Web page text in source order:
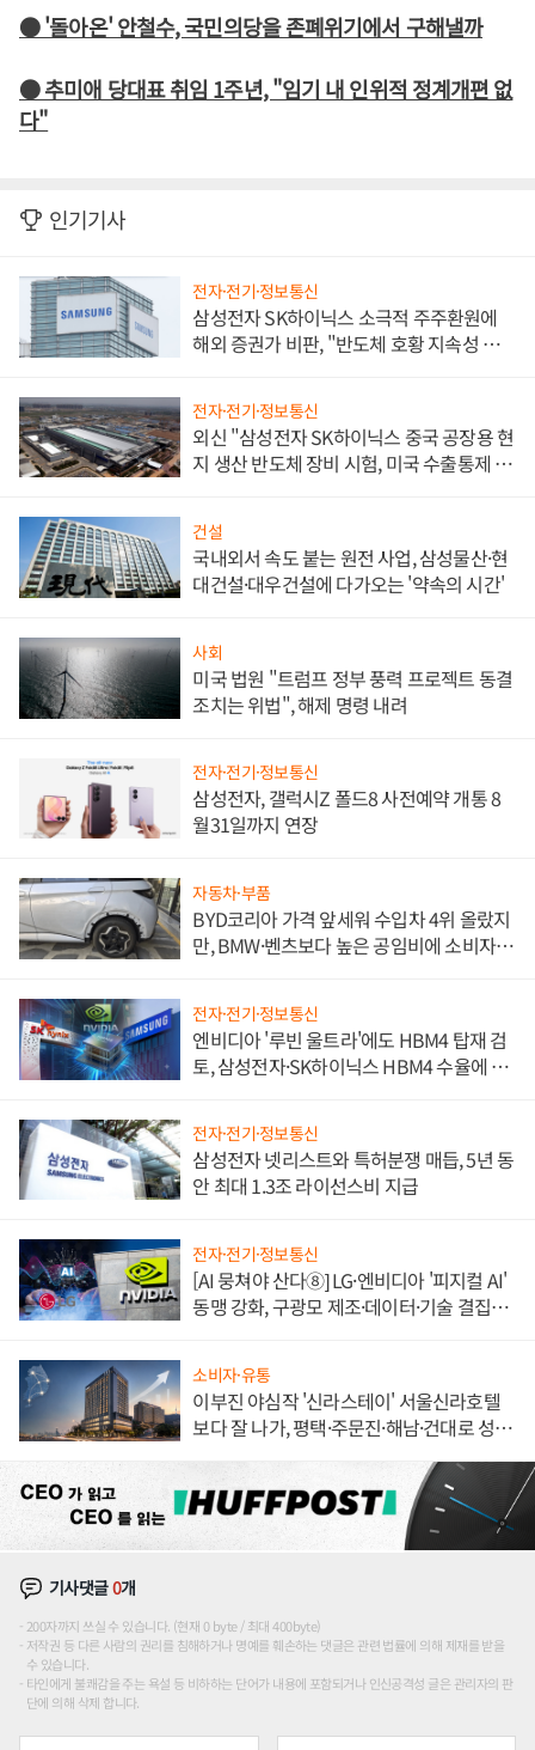
● '돌아온' 안철수, 국민의당을 존폐위기에서 구해낼까
● 추미애 당대표 취임 1주년, "임기 내 인위적 정계개편 없
다"
인기기사
전자·전기·정보통신
삼성전자 SK하이닉스 소극적 주주환원에
해외 증권가 비판, "반도체 호황 지속성 의
전자·전기·정보통신
외신 "삼성전자 SK하이닉스 중국 공장용 현
지 생산 반도체 장비 시험, 미국 수출통제 대
건설
국내외서 속도 붙는 원전 사업, 삼성물산·현
대건설·대우건설에 다가오는 '약속의 시간'
사회
미국 법원 "트럼프 정부 풍력 프로젝트 동결
조치는 위법", 해제 명령 내려
전자·전기·정보통신
삼성전자, 갤럭시Z 폴드8 사전예약 개통 8
월31일까지 연장
자동차·부품
BYD코리아 가격 앞세워 수입차 4위 올랐지
만, BMW·벤츠보다 높은 공임비에 소비자
전자·전기·정보통신
엔비디아 '루빈 울트라'에도 HBM4 탑재 검
토, 삼성전자·SK하이닉스 HBM4 수율에 주
전자·전기·정보통신
삼성전자 넷리스트와 특허분쟁 매듭, 5년 동
안 최대 1.3조 라이선스비 지급
전자·전기·정보통신
[AI 뭉쳐야 산다⑧] LG·엔비디아 '피지컬 AI'
동맹 강화, 구광모 제조·데이터·기술 결집
소비자·유통
이부진 야심작 '신라스테이' 서울신라호텔
보다 잘 나가, 평택·주문진·해남·건대로 성
기사댓글0개
200자까지 쓰실 수 있습니다. (현재 0 byte / 최대 400byte)
저작권 등 다른 사람의 권리를 침해하거나 명예를 훼손하는 댓글은 관련 법률에 의해 제재를 받을
수 있습니다.
타인에게 불쾌감을 주는 욕설 등 비하하는 단어가 내용에 포함되거나 인신공격성 글은 관리자의 판
단에 의해 삭제 합니다.